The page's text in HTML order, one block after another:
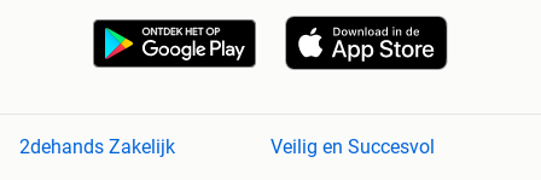
2dehands Zakelijk
Veilig en Succesvol